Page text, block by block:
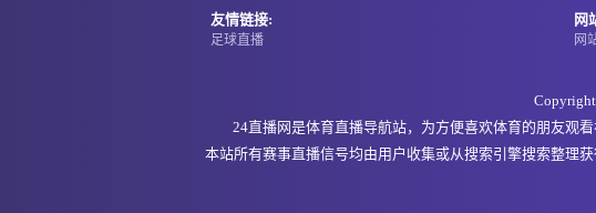
友情链接:
足球直播
网
网
24直播网是体育直播导航站，为方便喜欢体育的朋友观
本站所有赛事直播信号均由用户收集或从搜索引擎搜索整理